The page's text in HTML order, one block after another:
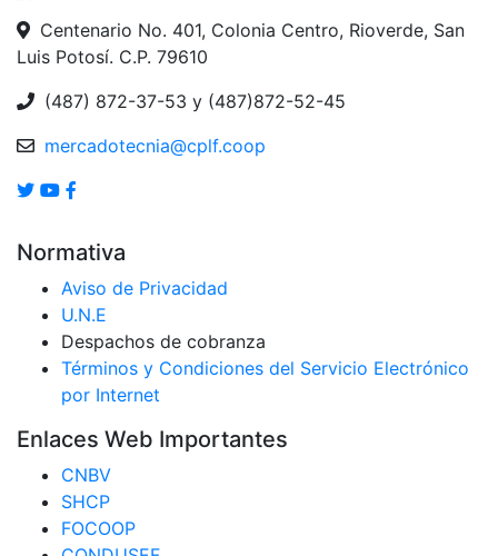
Centenario No. 401, Colonia Centro, Rioverde, San
Luis Potosí. C.P. 79610
(487) 872-37-53 y (487)872-52-45
mercadotecnia@cplf.coop
Normativa
Aviso de Privacidad
U.N.E
Despachos de cobranza
Términos y Condiciones del Servicio Electrónico
por Internet
Enlaces Web Importantes
CNBV
SHCP
FOCOOP